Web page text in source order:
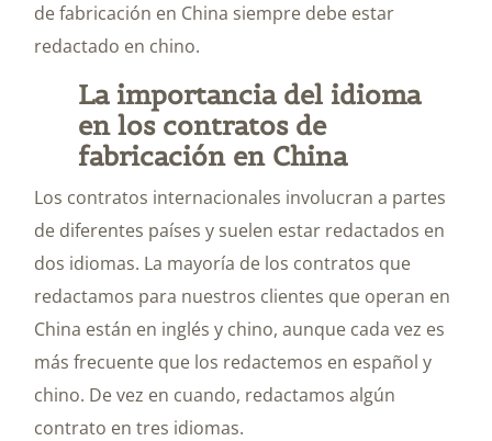
de fabricación en China siempre debe estar
redactado en chino.
La importancia del idioma
en los contratos de
fabricación en China
Los contratos internacionales involucran a partes
de diferentes países y suelen estar redactados en
dos idiomas. La mayoría de los contratos que
redactamos para nuestros clientes que operan en
China están en inglés y chino, aunque cada vez es
más frecuente que los redactemos en español y
chino. De vez en cuando, redactamos algún
contrato en tres idiomas.